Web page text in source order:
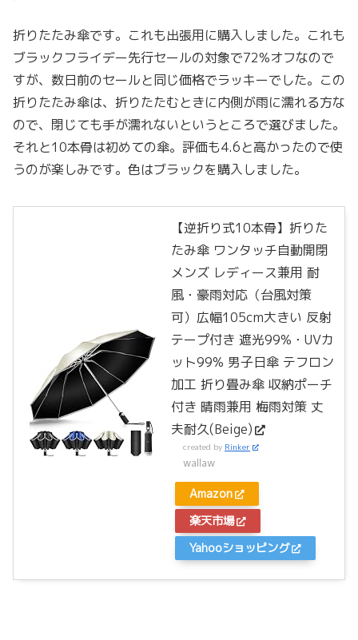
折りたたみ傘です。これも出張用に購入しました。これも
ブラックフライデー先行セールの対象で72%オフなので
すが、数日前のセールと同じ価格でラッキーでした。この
折りたたみ傘は、折りたたむときに内側が雨に濡れる方な
ので、閉じても手が濡れないというところで選びました。
それと10本骨は初めての傘。評価も4.6と高かったので使
うのが楽しみです。色はブラックを購入しました。
【逆折り式10本骨】折りた
たみ傘 ワンタッチ自動開閉
メンズ レディース兼用 耐
風・豪雨対応（台風対策
可）広幅105cm大きい 反射
テープ付き 遮光99%・UVカ
ット99% 男子日傘 テフロン
加工 折り畳み傘 収納ポーチ
付き 晴雨兼用 梅雨対策 丈
夫耐久(Beige)
created by Rinker
wallaw
Amazon
楽天市場
Yahooショッピング